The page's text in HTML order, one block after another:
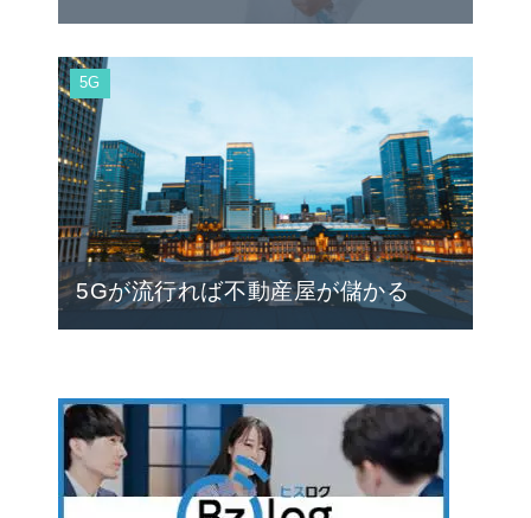
5G
5Gが流行れば不動産屋が儲かる